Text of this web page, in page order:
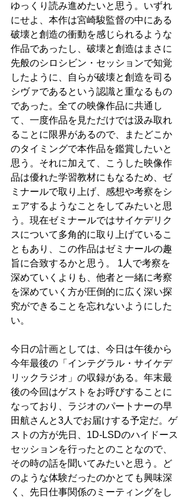
ゆっくり読み進めたいと思う。いずれ
にせよ、本作は宮崎駿監督の中にある
破壊と創造の衝動を感じられるような
作品であったし、破壊と創造はまさに
先般のシロシビン・セッションで知覚
したように、自らが破壊と創造を司る
シヴァであるという認識と重なるもの
であった。全ての映像作品に共通し
て、一度作品を見ただけでは汲み取れ
ることに限界があるので、またどこか
のタイミングで本作品を鑑賞したいと
思う。それに加えて、こうした映像作
品は優れた学習教材にもなるため、ゼ
ミナールで取り上げ、感想や考察をシ
ェアするようなことをしてみたいと思
う。現在ゼミナールではサイケデリク
スについて多角的に取り上げているこ
ともあり、この作品はゼミナールの趣
旨に合致するかと思う。 1人で考察を
深めていくよりも、他者と一緒に考察
を深めていく方が圧倒的に広く深い探
究ができることを忘れないようにした
い。
今日の計画としては、今日は午後から
今年最後の「インテグラル・サイケデ
リックラジオ」の収録がある。年末最
後の今回はゲストをお呼びすることに
なっており、ラジオのパートナーの早
田航さんと3人でお届けする予定だ。ゲ
ストの方が先日、1D-LSDのハイドース
セッションを行ったとのことなので、
その時の話を聞いてみたいと思う。ど
のような体験だったのかとても興味深
く、先日仕事関係のミーティングをし